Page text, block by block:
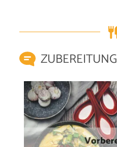
ZUBEREITUNG